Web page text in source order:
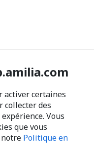
activer certaines
collecter des
Vous
que vous
Politique en